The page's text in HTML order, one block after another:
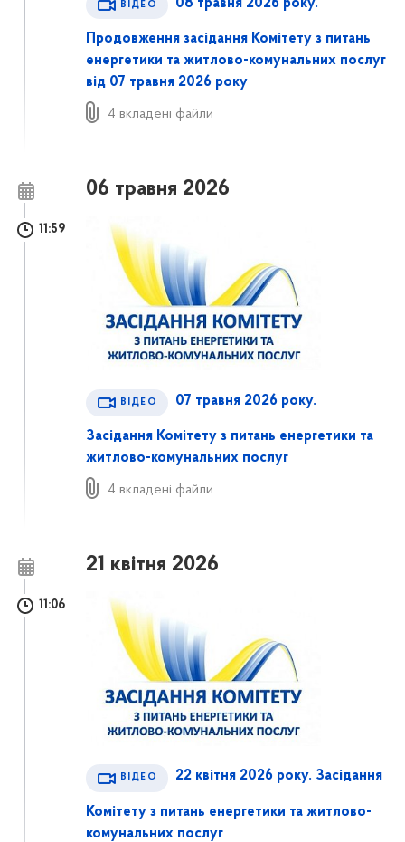
ВІДЕО 08 травня 2026 року.
Продовження засідання Комітету з питань
енергетики та житлово-комунальних послуг
від 07 травня 2026 року
4 вкладені файли
06 травня 2026
11:59
ВІДЕО 07 травня 2026 року.
Засідання Комітету з питань енергетики та
житлово-комунальних послуг
4 вкладені файли
21 квітня 2026
11:06
ВІДЕО 22 квітня 2026 року. Засідання
Комітету з питань енергетики та житлово-
комунальних послуг